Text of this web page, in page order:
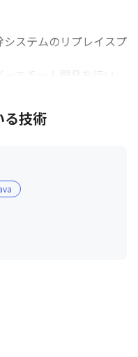
ステムのリプレイスプ
でチーム開発を行い、
当。
る技術